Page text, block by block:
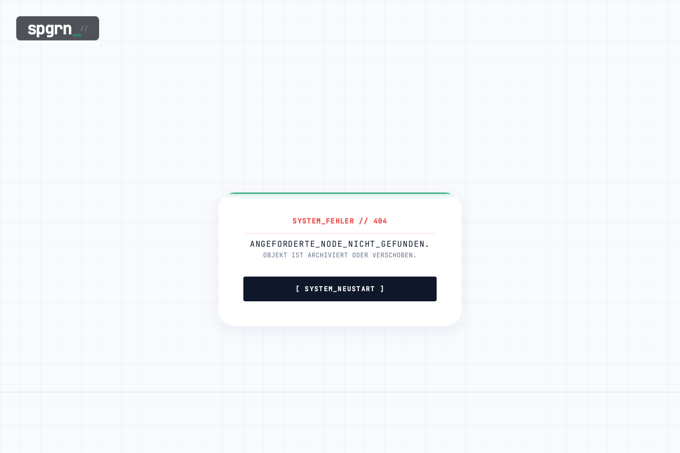
spgrn_//
SYSTEM_FEHLER // 404
ANGEFORDERTE_NODE_NICHT_GEFUNDEN.
OBJEKT IST ARCHIVIERT ODER VERSCHOBEN.
[ SYSTEM_NEUSTART ]